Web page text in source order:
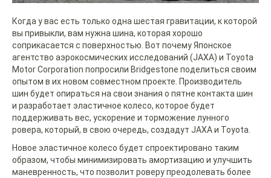
Когда у вас есть только одна шестая гравитации, к которой
вы привыкли, вам нужна шина, которая хорошо
соприкасается с поверхностью. Вот почему Японское
агентство аэрокосмических исследований (JAXA) и Toyota
Motor Corporation попросили Bridgestone поделиться своим
опытом в их новом совместном проекте. Производитель
шин будет опираться на свои знания о пятне контакта шин
и разработает эластичное колесо, которое будет
поддерживать вес, ускорение и торможение лунного
ровера, который, в свою очередь, создадут JAXA и Toyota.
Новое эластичное колесо будет спроектировано таким
образом, чтобы минимизировать амортизацию и улучшить
маневренность, что позволит роверу преодолевать более